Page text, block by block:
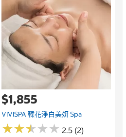
$1,855
VIVISPA 鞣花淨白美妍 Spa
★★★★★
★★★★★ 2.5 (2)